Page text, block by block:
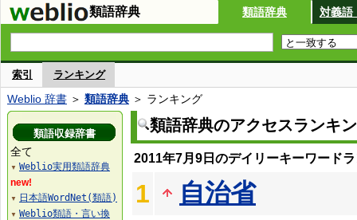
類語辞典 類語辞典 対義語
索引 ランキング
Weblio 辞書 ＞ 類語辞典 ＞ ランキング
類語辞典のアクセスランキ
2011年7月9日のデイリーキーワード
1
自治省
類語収録辞書
全て
▼ Weblio実用類語辞典
new!
▼ 日本語WordNet(類語)
▼ Weblio類語・言い換